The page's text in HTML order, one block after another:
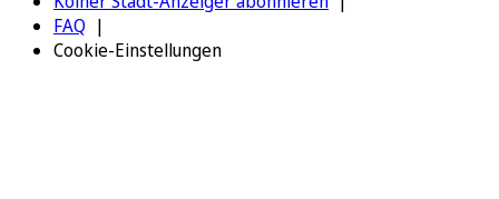
FAQ
Cookie-Einstellungen